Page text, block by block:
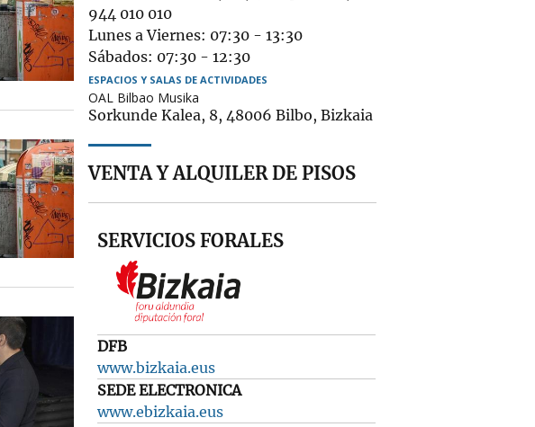
muebles
944 010 010
Lunes a Viernes: 07:30 - 13:30
Sábados: 07:30 - 12:30
ESPACIOS Y SALAS DE ACTIVIDADES
OAL Bilbao Musika
Sorkunde Kalea, 8, 48006 Bilbo, Bizkaia
VENTA Y ALQUILER DE PISOS
SERVICIOS FORALES
DFB
www.bizkaia.eus
SEDE ELECTRONICA
www.ebizkaia.eus